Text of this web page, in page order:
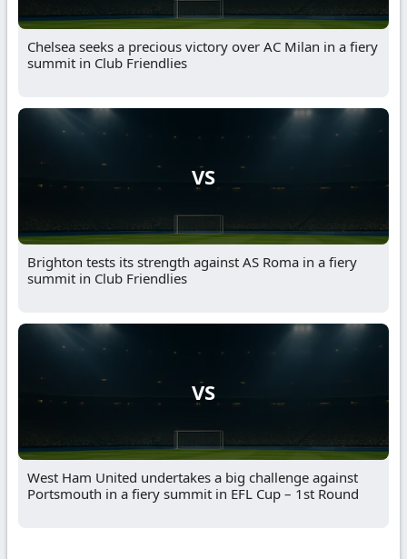
Chelsea seeks a precious victory over AC Milan in a fiery
summit in Club Friendlies
VS
Brighton tests its strength against AS Roma in a fiery
summit in Club Friendlies
VS
West Ham United undertakes a big challenge against
Portsmouth in a fiery summit in EFL Cup – 1st Round